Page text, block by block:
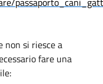
non si riesce a
fare una